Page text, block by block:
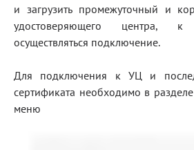
Магазин
Полная
и загрузить промежуточный и
удостоверяющего центра,
осуществляться подключение.
Для подключения к УЦ и
сертификата необходимо в
меню